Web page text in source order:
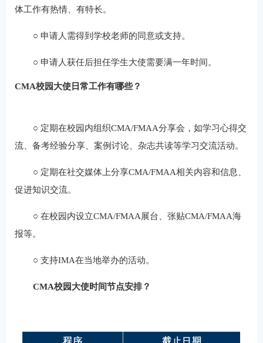
体工作有热情、有特长。
○ 申请人需得到学校老师的同意或支持。
○ 申请人获任后担任学生大使需要满一年时间。
CMA校园大使日常工作有哪些？
○ 定期在校园内组织CMA/FMAA分享会，如学习心得交
流、备考经验分享、案例讨论、杂志共读等学习交流活动。
○ 定期在社交媒体上分享CMA/FMAA相关内容和信息、
促进知识交流。
○ 在校园内设立CMA/FMAA展台、张贴CMA/FMAA海
报等。
○ 支持IMA在当地举办的活动。
CMA校园大使时间节点安排？